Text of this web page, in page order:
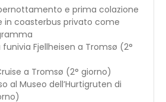
e prima colazione
in coasterbus privato come
Fjellheisen a Tromsø (2°
a Tromsø (2° giorno)
al Museo dell’Hurtigruten di